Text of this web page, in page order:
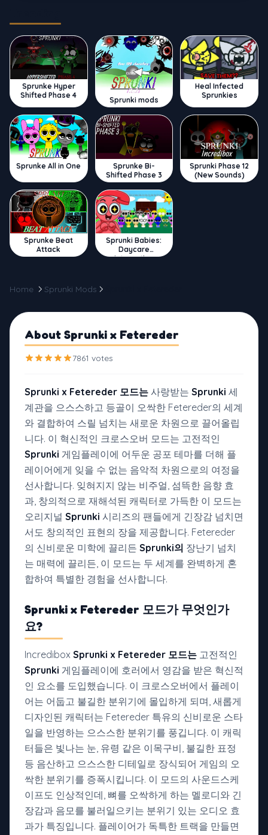
Sprunke Hyper
Shifted Phase 4
Sprunki mods
Heal Infected
Sprunkies
Sprunke All in One
Sprunke Bi-
Shifted Phase 3
Sprunki Phase 12
(New Sounds)
Sprunke Beat
Attack
Sprunki Babies:
Daycare
Interactive
Home Sprunki Mods
About Sprunki x Fetereder
7861 votes
Sprunki x Fetereder 모드는 사랑받는 Sprunki 세
계관을 으스스하고 등골이 오싹한 Fetereder의 세계
와 결합하여 스릴 넘치는 새로운 차원으로 끌어올립
니다. 이 혁신적인 크로스오버 모드는 고전적인
Sprunki 게임플레이에 어두운 공포 테마를 더해 플
레이어에게 잊을 수 없는 음악적 차원으로의 여정을
선사합니다. 잊혀지지 않는 비주얼, 섬뜩한 음향 효
과, 창의적으로 재해석된 캐릭터로 가득한 이 모드는
오리지널 Sprunki 시리즈의 팬들에게 긴장감 넘치면
서도 창의적인 표현의 장을 제공합니다. Fetereder
의 신비로운 미학에 끌리든 Sprunki의 장난기 넘치
는 매력에 끌리든, 이 모드는 두 세계를 완벽하게 혼
합하여 특별한 경험을 선사합니다.
Sprunki x Fetereder 모드가무엇인가
요?
Incredibox Sprunki x Fetereder 모드는 고전적인
Sprunki 게임플레이에 호러에서 영감을 받은 혁신적
인 요소를 도입했습니다. 이 크로스오버에서 플레이
어는 어둡고 불길한 분위기에 몰입하게 되며, 새롭게
디자인된 캐릭터는 Fetereder 특유의 신비로운 스타
일을 반영하는 으스스한 분위기를 풍깁니다. 이 캐릭
터들은 빛나는 눈, 유령 같은 이목구비, 불길한 표정
등 음산하고 으스스한 디테일로 장식되어 게임의 오
싹한 분위기를 증폭시킵니다. 이 모드의 사운드스케
이프도 인상적인데, 뼈를 오싹하게 하는 멜로디와 긴
장감과 음모를 불러일으키는 분위기 있는 오디오 효
과가 특징입니다. 플레이어가 독특한 트랙을 만들면